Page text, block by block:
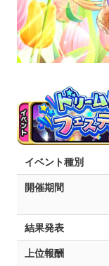
イベント種別
開催期間
結果発表
上位報酬